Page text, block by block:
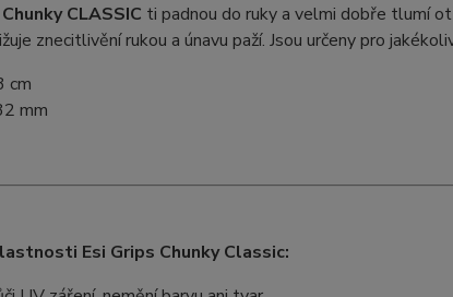
CLASSIC ti padnou do ruky a velmi dobře tlumí
znecitlivění rukou a únavu paží. Jsou určeny pro
cm
mm
Esi Grips Chunky Classic: